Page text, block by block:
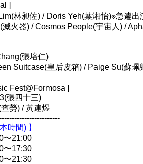
]
林昶佐) / Doris Yeh(葉湘怡)※急遽出
火器) / Cosmos People(宇宙人) /
張培仁)
Suitcase(皇后皮箱) / Paige Su(蘇珮
Fest@Formosa ]
張四十三)
勞) / 黃連煜
時間) 】
〜21:00
〜17:30
〜21:30